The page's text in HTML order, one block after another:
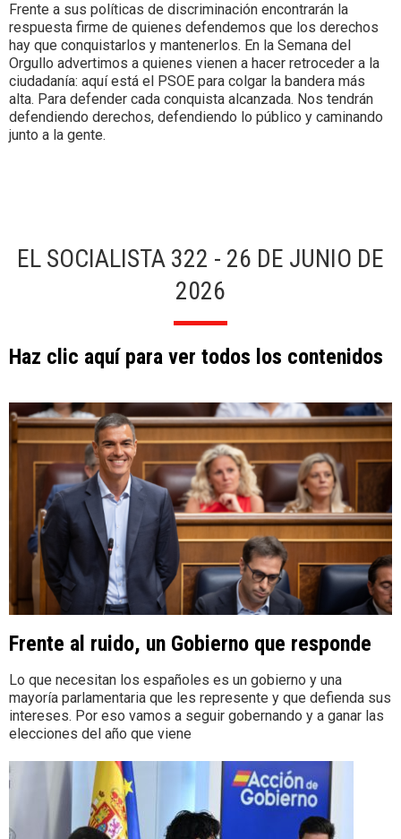
Frente a sus políticas de discriminación encontrarán la
respuesta firme de quienes defendemos que los derechos
hay que conquistarlos y mantenerlos. En la Semana del
Orgullo advertimos a quienes vienen a hacer retroceder a la
ciudadanía: aquí está el PSOE para colgar la bandera más
alta. Para defender cada conquista alcanzada. Nos tendrán
defendiendo derechos, defendiendo lo público y caminando
junto a la gente.
EL SOCIALISTA 322 - 26 DE JUNIO DE
2026
Haz clic aquí para ver todos los contenidos
Frente al ruido, un Gobierno que responde
Lo que necesitan los españoles es un gobierno y una
mayoría parlamentaria que les represente y que defienda sus
intereses. Por eso vamos a seguir gobernando y a ganar las
elecciones del año que viene